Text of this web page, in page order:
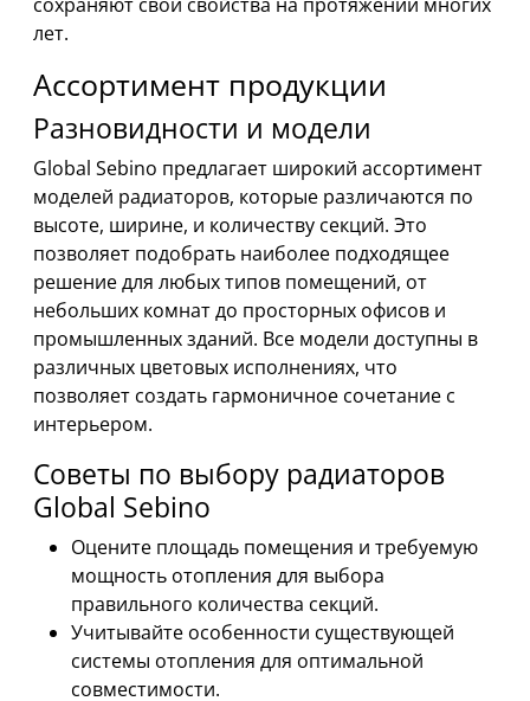
лет.
Ассортимент продукции
Разновидности и модели
Global Sebino предлагает широкий ассортимент
моделей радиаторов, которые различаются по
высоте, ширине, и количеству секций. Это
позволяет подобрать наиболее подходящее
решение для любых типов помещений, от
небольших комнат до просторных офисов и
промышленных зданий. Все модели доступны в
различных цветовых исполнениях, что
позволяет создать гармоничное сочетание с
интерьером.
Советы по выбору радиаторов
Global Sebino
Оцените площадь помещения и требуемую
мощность отопления для выбора
правильного количества секций.
Учитывайте особенности существующей
системы отопления для оптимальной
совместимости.